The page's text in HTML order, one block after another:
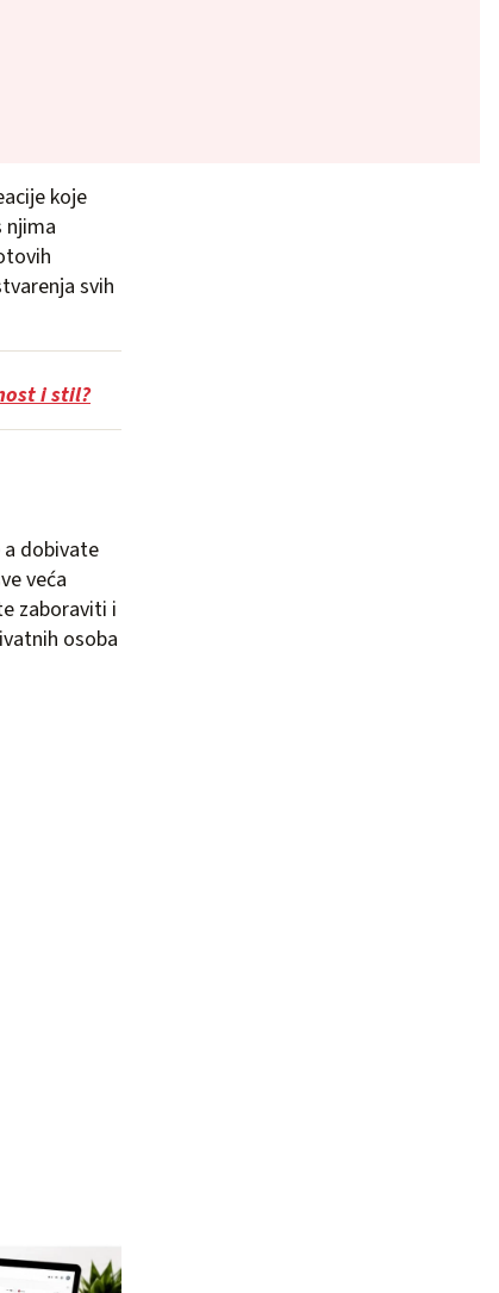
koje
njima
svih
i stil?
dobivate
veća
zaboraviti i
osoba